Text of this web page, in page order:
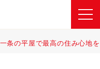
一条の平屋で最高の住み心地を